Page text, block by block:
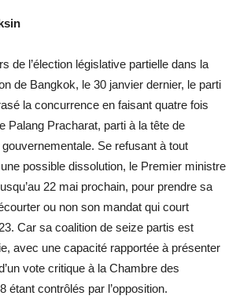
de l’élection législative partielle dans la
de Bangkok, le 30 janvier dernier, le parti
la concurrence en faisant quatre fois
Palang Pracharat, parti à la tête de
gouvernementale. Se refusant à tout
possible dissolution, le Premier ministre
22 mai prochain, pour prendre sa
ou non son mandat qui court
Car sa coalition de seize partis est
avec une capacité rapportée à présenter
vote critique à la Chambre des
étant contrôlés par l’opposition.